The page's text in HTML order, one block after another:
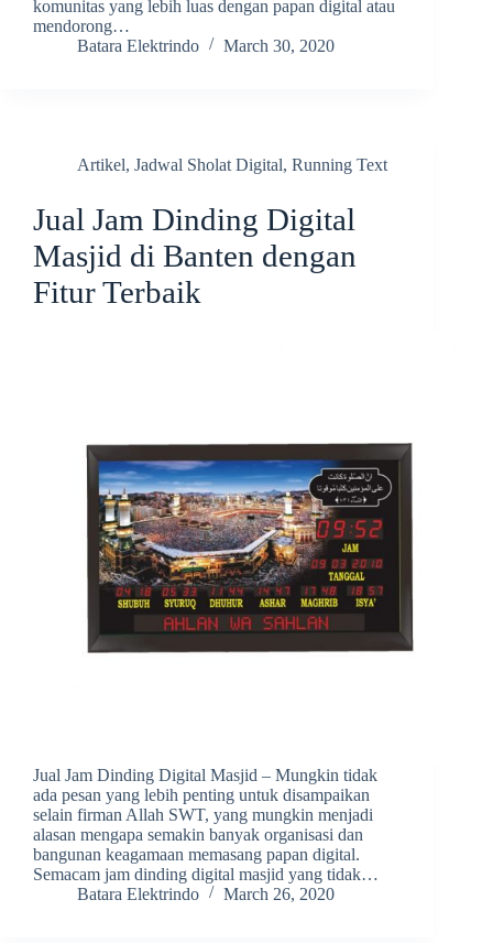
komunitas yang lebih luas dengan papan digital atau
mendorong…
Batara Elektrindo
March 30, 2020
Artikel, Jadwal Sholat Digital, Running Text
Jual Jam Dinding Digital
Masjid di Banten dengan
Fitur Terbaik
Jual Jam Dinding Digital Masjid – Mungkin tidak
ada pesan yang lebih penting untuk disampaikan
selain firman Allah SWT, yang mungkin menjadi
alasan mengapa semakin banyak organisasi dan
bangunan keagamaan memasang papan digital.
Semacam jam dinding digital masjid yang tidak…
Batara Elektrindo
March 26, 2020